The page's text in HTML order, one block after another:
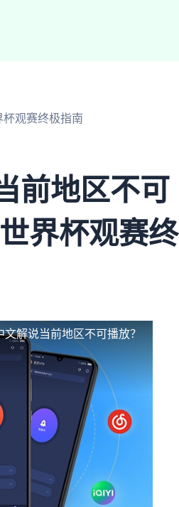
观赛终极指南
前地区不可
界杯观赛终
解说当前地区不可播放？